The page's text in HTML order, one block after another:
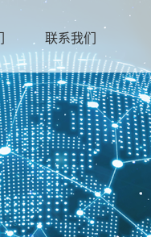
联系我们